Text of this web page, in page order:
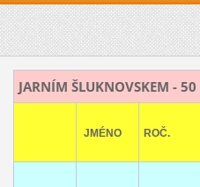
JARNÍM ŠLUKNOVSKEM -
JMÉNO ROČ.